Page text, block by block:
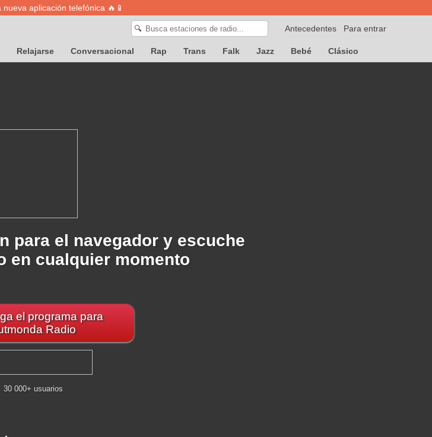
aplicación telefónica 🔥📱
Para entrar
Antecedentes
🔍
Relajarse Conversacional Rap Trans Falk Jazz Bebé Clásico
para el navegador y escuche
en cualquier momento
el programa para
Radio
30 000+ usuarios